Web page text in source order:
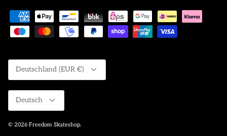
Währung
Deutschland (EUR €)
Sprache
Deutsch
© 2026 Freedom Skateshop.